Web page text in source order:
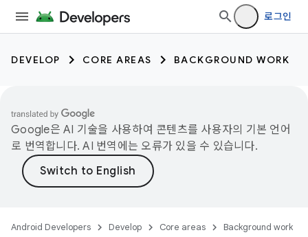
로그인
DEVELOP CORE AREAS BACKGROUND WORK
Google은 AI 기술을 사용하여 콘텐츠를 사용자의 기본 언어
로 번역합니다. AI 번역에는 오류가 있을 수 있습니다.
Android Developers Develop Core areas
Background work